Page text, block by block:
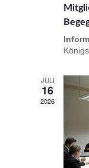
JULI
16
2026